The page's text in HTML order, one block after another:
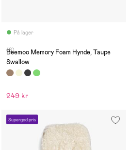
På lager
(6)
Beemoo Memory Foam Hynde, Taupe
Swallow
249 kr
Supergod pris